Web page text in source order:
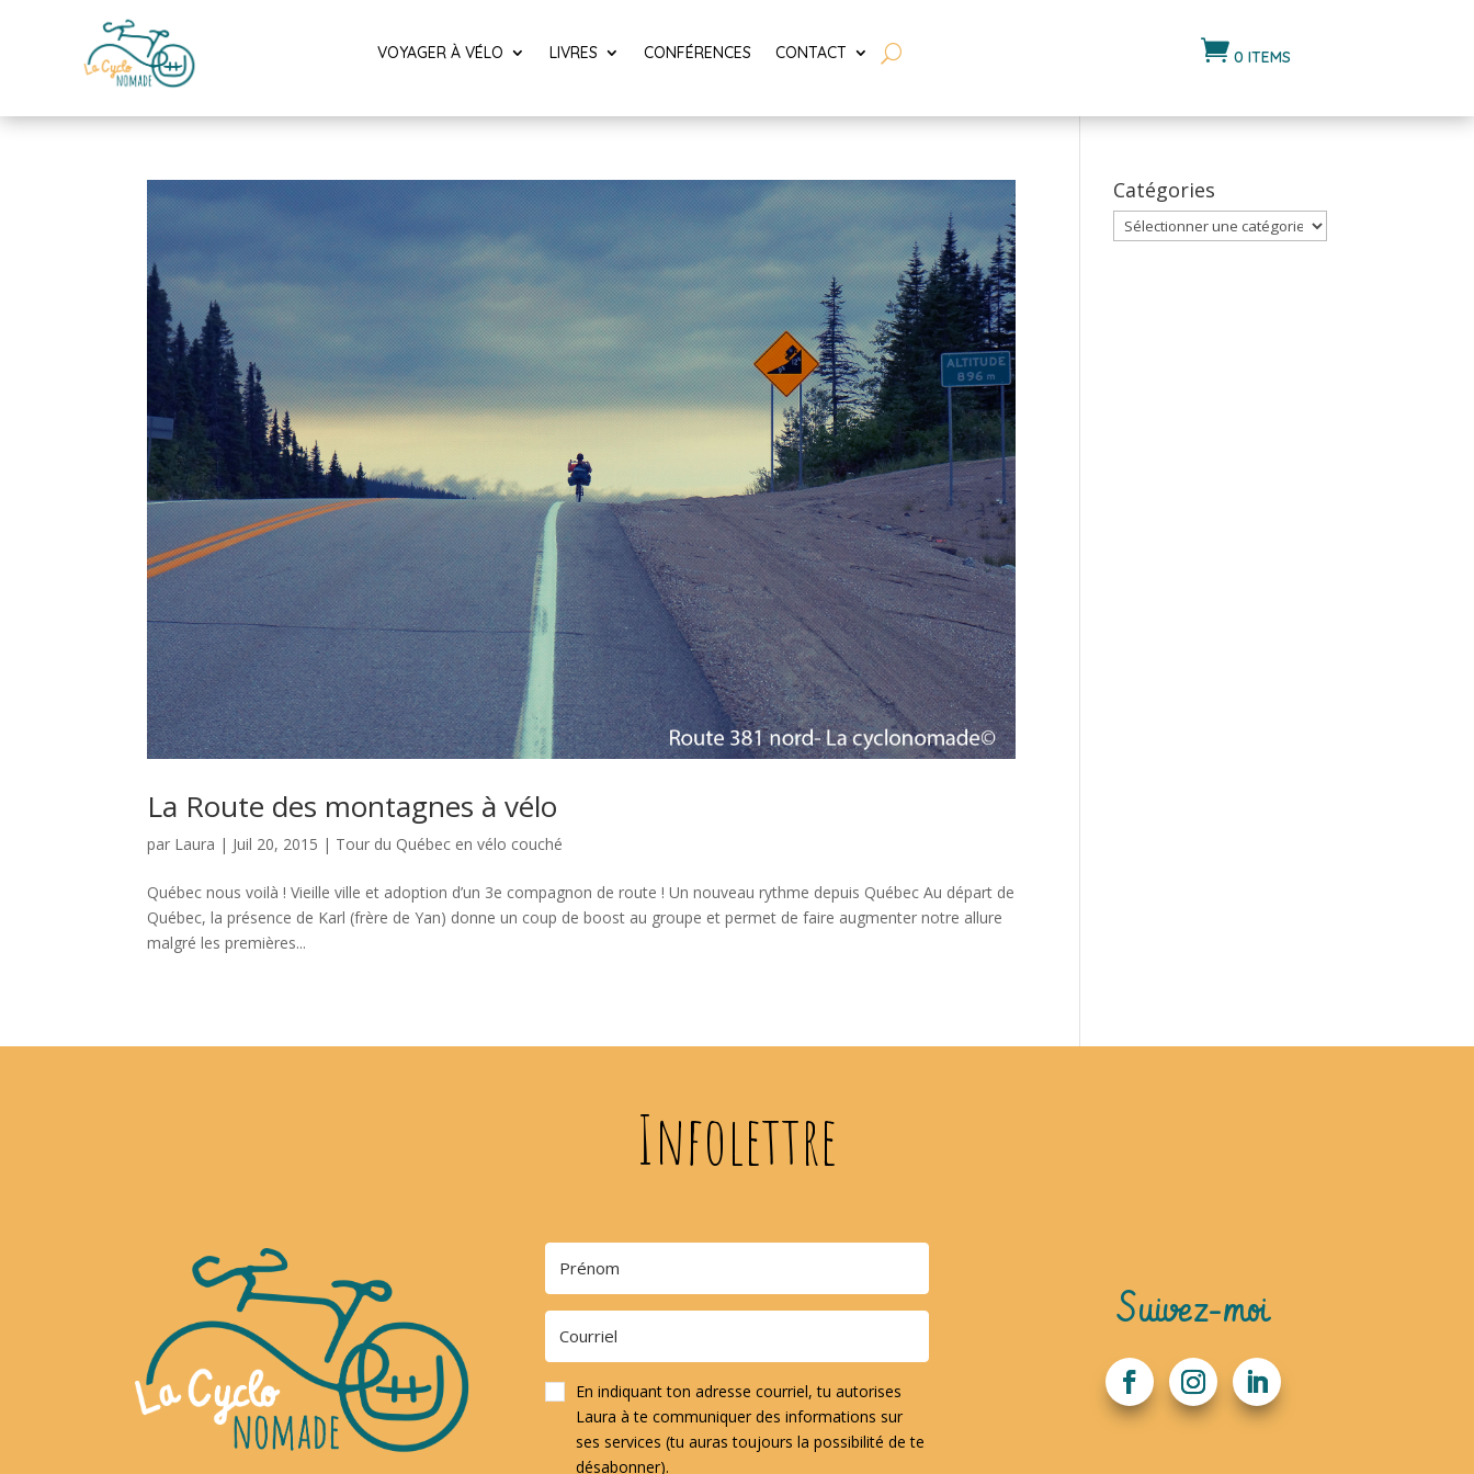
VOYAGER À VÉLO LIVRES CONFÉRENCES CONTACT  0 ITEMS
La Route des montagnes à vélo
par Laura | Juil 20, 2015 | Tour du Québec en vélo couché
Québec nous voilà ! Vieille ville et adoption d’un 3e compagnon de route ! Un nouveau rythme depuis Québec Au départ de
Québec, la présence de Karl (frère de Yan) donne un coup de boost au groupe et permet de faire augmenter notre allure
malgré les premières...
Catégories
Catégories
Infolettre
En indiquant ton adresse courriel, tu autorises
Laura à te communiquer des informations sur
ses services (tu auras toujours la possibilité de te
désabonner).
Suivez-moi